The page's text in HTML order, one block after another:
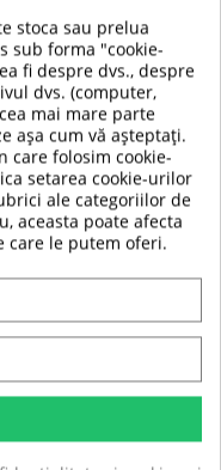
pentru
x 12 cm
cu port USB
45°C (mediu),
cand se
stoca sau prelua
sub forma "cookie-
fi despre dvs., despre
dvs. (computer,
mai mare parte
așa cum vă așteptați.
care folosim cookie-
setarea cookie-urilor
ale categoriilor de
aceasta poate afecta
care le putem oferi.